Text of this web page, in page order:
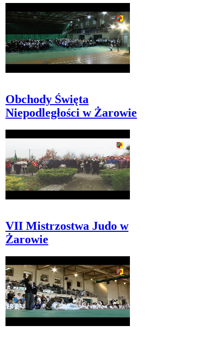
Obchody Święta
Niepodległości w Żarowie
VII Mistrzostwa Judo w
Żarowie